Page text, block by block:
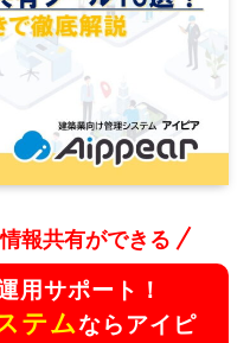
報共有ができる
用サポート！
テムならアイピ